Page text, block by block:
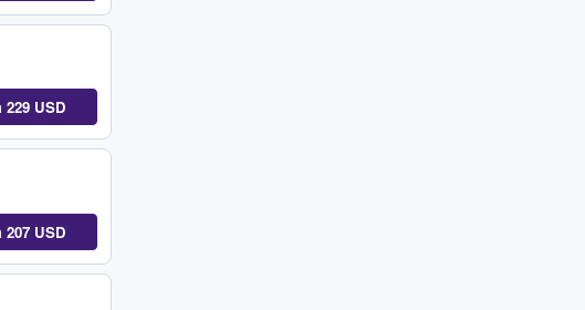
229 USD
207 USD